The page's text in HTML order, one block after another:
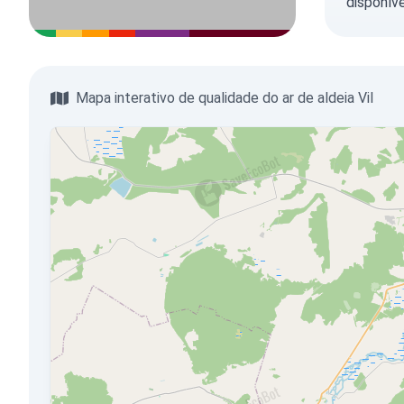
Mapa interativo de qualidade do ar de aldeia Vil